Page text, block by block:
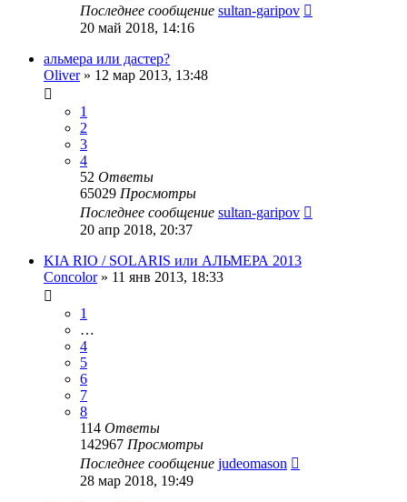
Последнее сообщение sultan-garipov
20 май 2018, 14:16
альмера или дастер?
Oliver» 12 мар 2013, 13:48
1
2
3
4
52 Ответы
65029 Просмотры
Последнее сообщение sultan-garipov
20 апр 2018, 20:37
KIA RIO / SOLARIS или АЛЬМЕРА 2013
Concolor» 11 янв 2013, 18:33
1
…
4
5
6
7
8
114 Ответы
142967 Просмотры
Последнее сообщение judeomason
28 мар 2018, 19:49